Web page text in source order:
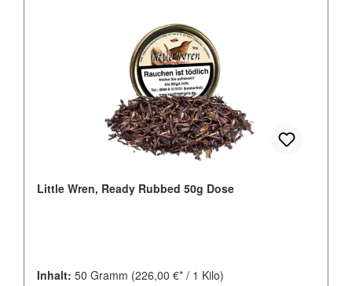
Little Wren, Ready Rubbed 50g Dose
Inhalt: 50 Gramm (226,00 €* / 1 Kilo)